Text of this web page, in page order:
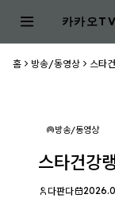
카카오TV
홈 방송/동영상 스타
방송/동영상
스타건강
다판다